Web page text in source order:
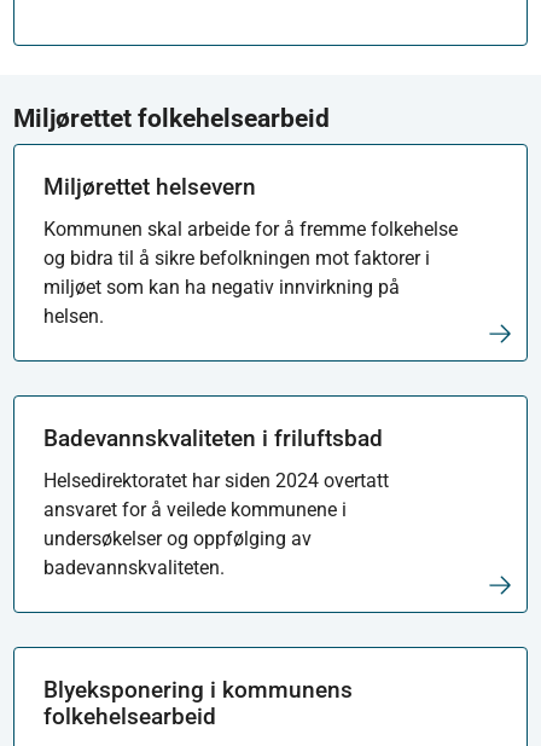
Miljørettet folkehelsearbeid
Miljørettet helsevern
Kommunen skal arbeide for å fremme folkehelse
og bidra til å sikre befolkningen mot faktorer i
miljøet som kan ha negativ innvirkning på
helsen.
Badevannskvaliteten i friluftsbad
Helsedirektoratet har siden 2024 overtatt
ansvaret for å veilede kommunene i
undersøkelser og oppfølging av
badevannskvaliteten.
Blyeksponering i kommunens
folkehelsearbeid